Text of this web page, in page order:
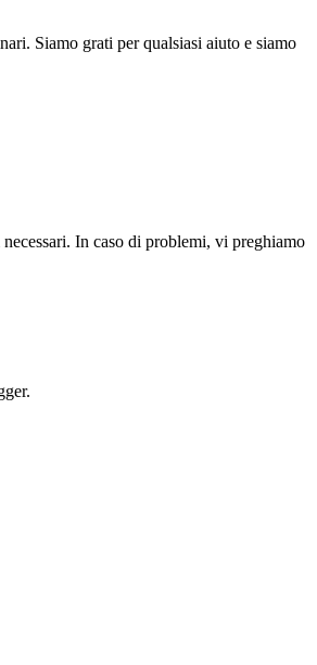
Siamo grati per qualsiasi aiuto e siamo
In caso di problemi, vi preghiamo